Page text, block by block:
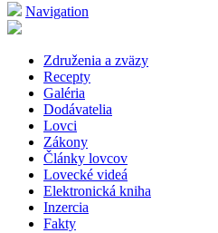
Navigation
Združenia a zväzy
Recepty
Galéria
Dodávatelia
Lovci
Zákony
Články lovcov
Lovecké videá
Elektronická kniha
Inzercia
Fakty